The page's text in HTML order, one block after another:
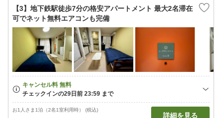
【3】地下鉄駅徒歩7分の格安アパートメント 最大2名滞在
可でネット無料エアコンも完備
お1人さま1泊（2名1室利用時） (税込)
詳細を見る